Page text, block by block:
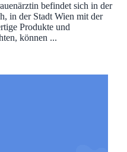
befindet sich in der
in der Stadt Wien mit der
Produkte und
können ...